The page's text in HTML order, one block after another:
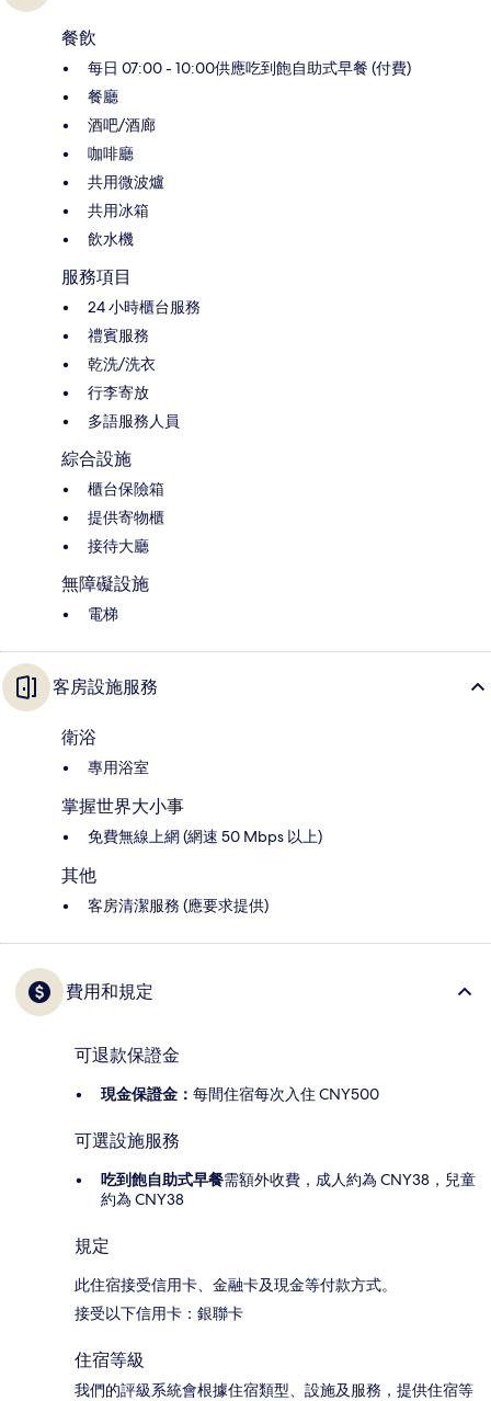
餐飲
每日 07:00 - 10:00供應吃到飽自助式早餐 (付費)
餐廳
酒吧/酒廊
咖啡廳
共用微波爐
共用冰箱
飲水機
服務項目
24 小時櫃台服務
禮賓服務
乾洗/洗衣
行李寄放
多語服務人員
綜合設施
櫃台保險箱
提供寄物櫃
接待大廳
無障礙設施
電梯
客房設施服務
衛浴
專用浴室
掌握世界大小事
免費無線上網 (網速 50 Mbps 以上)
其他
客房清潔服務 (應要求提供)
費用和規定
可退款保證金
現金保證金： 每間住宿每次入住 CNY500
可選設施服務
吃到飽自助式早餐需額外收費，成人約為 CNY38，兒童
約為 CNY38
規定
此住宿接受信用卡、金融卡及現金等付款方式。
接受以下信用卡：銀聯卡
住宿等級
我們的評級系統會根據住宿類型、設施及服務，提供住宿等